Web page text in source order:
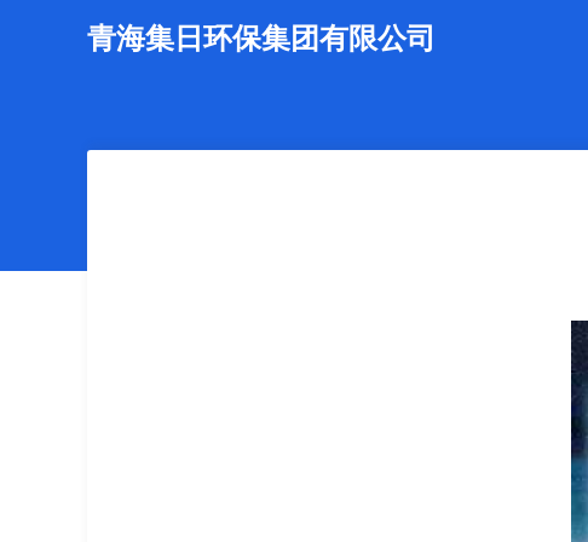
青海集日环保集团有限公司